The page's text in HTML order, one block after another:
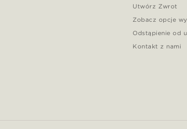
Utwórz Zwrot
Zobacz opcje
Odstąpienie od
Kontakt z nami